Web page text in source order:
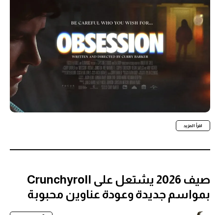
اقرأ المزيد
صيف 2026 يشتعل على Crunchyroll
بمواسم جديدة وعودة عناوين محبوبة